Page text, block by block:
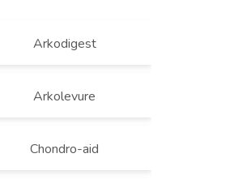
Arkodigest
Arkolevure
Chondro-aid